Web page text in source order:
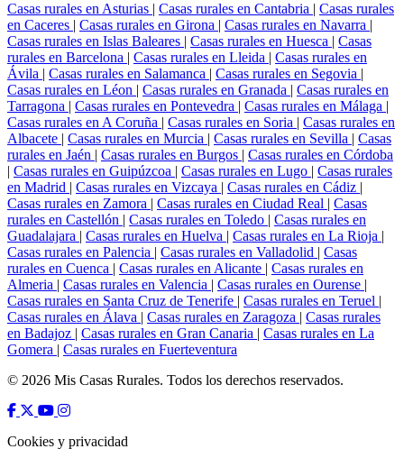
Casas rurales en Asturias | Casas rurales en Cantabria | Casas rurales
en Caceres | Casas rurales en Girona | Casas rurales en Navarra |
Casas rurales en Islas Baleares | Casas rurales en Huesca | Casas
rurales en Barcelona | Casas rurales en Lleida | Casas rurales en
Ávila | Casas rurales en Salamanca | Casas rurales en Segovia |
Casas rurales en Léon | Casas rurales en Granada | Casas rurales en
Tarragona | Casas rurales en Pontevedra | Casas rurales en Málaga |
Casas rurales en A Coruña | Casas rurales en Soria | Casas rurales en
Albacete | Casas rurales en Murcia | Casas rurales en Sevilla | Casas
rurales en Jaén | Casas rurales en Burgos | Casas rurales en Córdoba
| Casas rurales en Guipúzcoa | Casas rurales en Lugo | Casas rurales
en Madrid | Casas rurales en Vizcaya | Casas rurales en Cádiz |
Casas rurales en Zamora | Casas rurales en Ciudad Real | Casas
rurales en Castellón | Casas rurales en Toledo | Casas rurales en
Guadalajara | Casas rurales en Huelva | Casas rurales en La Rioja |
Casas rurales en Palencia | Casas rurales en Valladolid | Casas
rurales en Cuenca | Casas rurales en Alicante | Casas rurales en
Almeria | Casas rurales en Valencia | Casas rurales en Ourense |
Casas rurales en Santa Cruz de Tenerife | Casas rurales en Teruel |
Casas rurales en Álava | Casas rurales en Zaragoza | Casas rurales
en Badajoz | Casas rurales en Gran Canaria | Casas rurales en La
Gomera | Casas rurales en Fuerteventura
© 2026 Mis Casas Rurales. Todos los derechos reservados.
Cookies y privacidad